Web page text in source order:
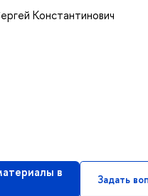
Константинович
в
Задать